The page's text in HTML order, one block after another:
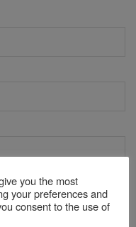
you the most
your preferences and
consent to the use of